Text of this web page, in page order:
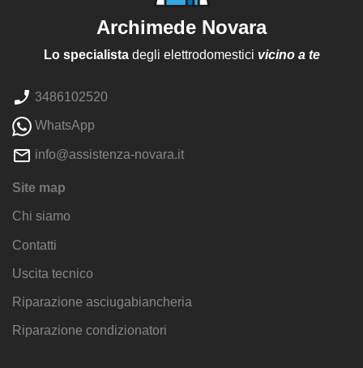
Archimede Novara
Lo specialistadegli elettrodomestici vicino a te
3486102520
WhatsApp
info@assistenza-novara.it
Site map
Chi siamo
Contatti
Uscita tecnico
Riparazione asciugabiancheria
Riparazione condizionatori